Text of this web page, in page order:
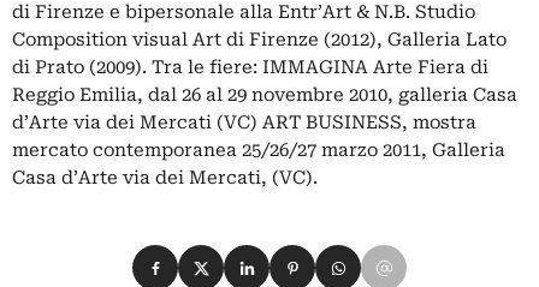
di Firenze e bipersonale alla Entr’Art & N.B. Studio
Composition visual Art di Firenze (2012), Galleria Lato
di Prato (2009). Tra le fiere: IMMAGINA Arte Fiera di
Reggio Emilia, dal 26 al 29 novembre 2010, galleria Casa
d’Arte via dei Mercati (VC) ART BUSINESS, mostra
mercato contemporanea 25/26/27 marzo 2011, Galleria
Casa d’Arte via dei Mercati, (VC).
Condividi su Facebook
Condividi su X
Condividi su LinkedIn
Condividi su Pinterest
Condividi su WhatsApp
Condividi su Email